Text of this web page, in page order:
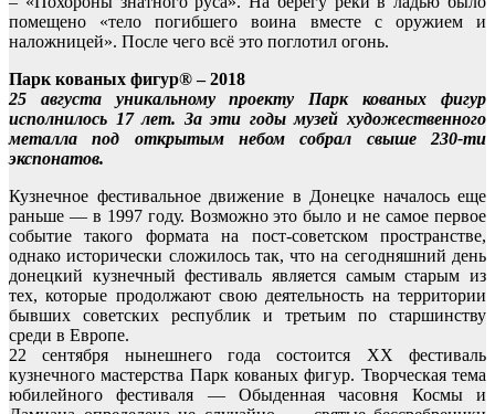
помещено «тело погибшего воина вместе с оружием и
наложницей». После чего всё это поглотил огонь.
Парк кованых фигур® – 2018
25 августа уникальному проекту Парк кованых фигур
исполнилось 17 лет. За эти годы музей художественного
металла под открытым небом собрал свыше 230-ти
экспонатов.
Кузнечное фестивальное движение в Донецке началось еще
раньше — в 1997 году. Возможно это было и не самое первое
событие такого формата на пост-советском пространстве,
однако исторически сложилось так, что на сегодняшний день
донецкий кузнечный фестиваль является самым старым из
тех, которые продолжают свою деятельность на территории
бывших советских республик и третьим по старшинству
среди в Европе.
22 сентября нынешнего года состоится XX фестиваль
кузнечного мастерства Парк кованых фигур. Творческая тема
юбилейного фестиваля — Обыденная часовня Космы и